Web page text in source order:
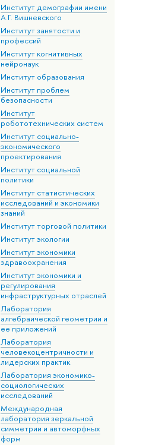
Институт демографии имени
А.Г. Вишневского
Институт занятости и
профессий
Институт когнитивных
нейронаук
Институт образования
Институт проблем
безопасности
Институт
робототехнических систем
Институт социально-
экономического
проектирования
Институт социальной
политики
Институт статистических
исследований и экономики
знаний
Институт торговой политики
Институт экологии
Институт экономики
здравоохранения
Институт экономики и
регулирования
инфраструктурных отраслей
Лаборатория
алгебраической геометрии и
ее приложений
Лаборатория
человекоцентричности и
лидерских практик
Лаборатория экономико-
социологических
исследований
Международная
лаборатория зеркальной
симметрии и автоморфных
форм